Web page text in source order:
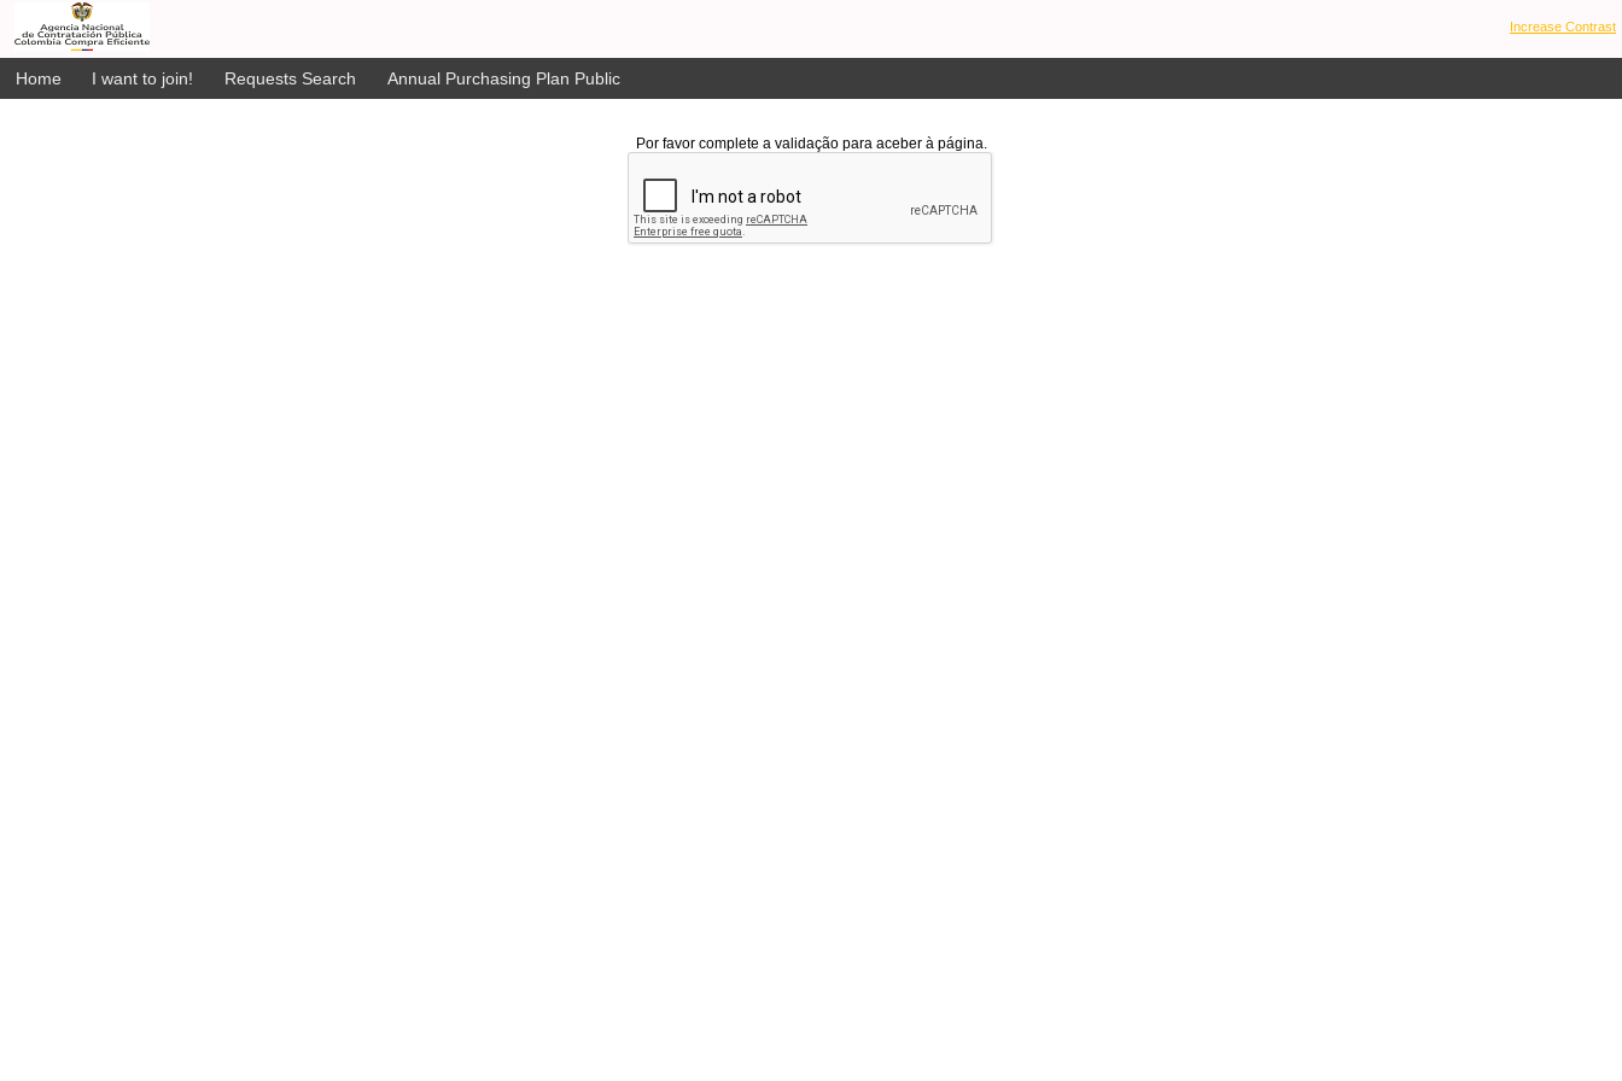
Increase Contrast
Home I want to join! Requests Search Annual Purchasing Plan Public
Por favor complete a validação para aceber à página.